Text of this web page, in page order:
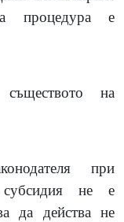
процедура е
на
при
субсидия не е
да действа не